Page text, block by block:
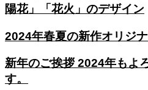
陽花」「花火」のデザイン
2024年春夏の新作オリジ
新年のご挨拶 2024年もよ
す。